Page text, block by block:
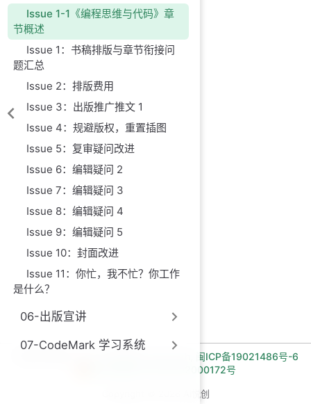
Issue 1-1《编程思维与代码》章
节概述
Issue 1：书稿排版与章节衔接问
题汇总
Issue 2：排版费用
Issue 3：出版推广推文 1
Issue 4：规避版权，重置插图
Issue 5：复审疑问改进
Issue 6：编辑疑问 2
Issue 7：编辑疑问 3
Issue 8：编辑疑问 4
Issue 9：编辑疑问 5
Issue 10：封面改进
Issue 11：你忙，我不忙？你工作
是什么？
06-出版宣讲
07-CodeMark 学习系统
闽ICP备19021486号-6
闽公网安备 35030502000172号
Copyright © 2026 AI悦创